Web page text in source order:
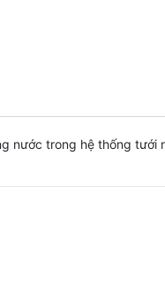
trong hệ thống tưới